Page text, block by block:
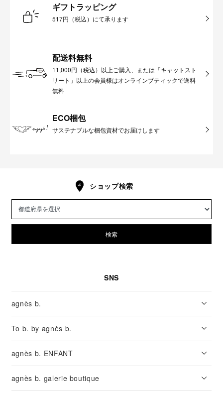
ギフトラッピング
517円（税込）にて承ります
配送料無料
11,000円（税込）以上ご購入、または「キャットスト
リート」以上の会員様はオンラインブティックで送料
無料
ECO梱包
サステナブルな梱包資材でお届けします
ショップ検索
検索
SNS
agnès b.
To b. by agnès b.
agnès b. ENFANT
agnès b. galerie boutique